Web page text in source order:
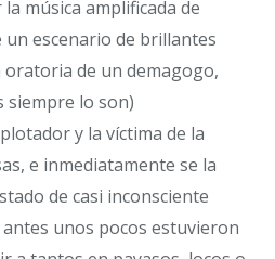
música amplificada de
escenario de brillantes
oratoria de un demagogo,
siempre lo son)
y la víctima de la
e inmediatamente se la
de casi inconsciente
unos pocos estuvieron